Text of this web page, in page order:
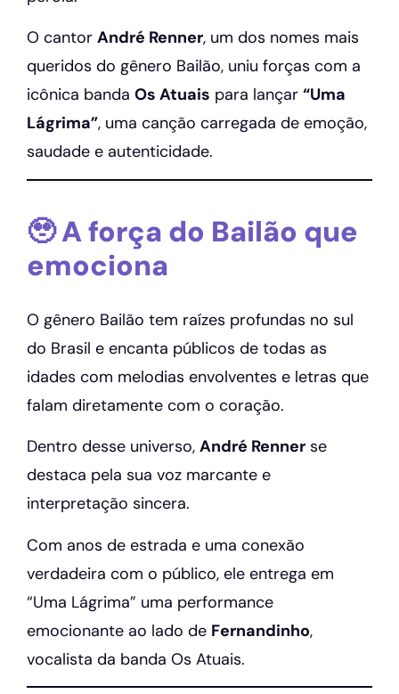
O cantor André Renner, um dos nomes mais
queridos do gênero Bailão, uniu forças com a
icônica banda Os Atuais para lançar “Uma
Lágrima”, uma canção carregada de emoção,
saudade e autenticidade.
🥹 A força do Bailão que
emociona
O gênero Bailão tem raízes profundas no sul
do Brasil e encanta públicos de todas as
idades com melodias envolventes e letras que
falam diretamente com o coração.
Dentro desse universo, André Renner se
destaca pela sua voz marcante e
interpretação sincera.
Com anos de estrada e uma conexão
verdadeira com o público, ele entrega em
“Uma Lágrima” uma performance
emocionante ao lado de Fernandinho,
vocalista da banda Os Atuais.